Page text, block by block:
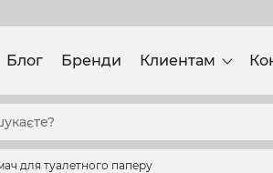
Блог Бренди Клиентам
для туалетного паперу